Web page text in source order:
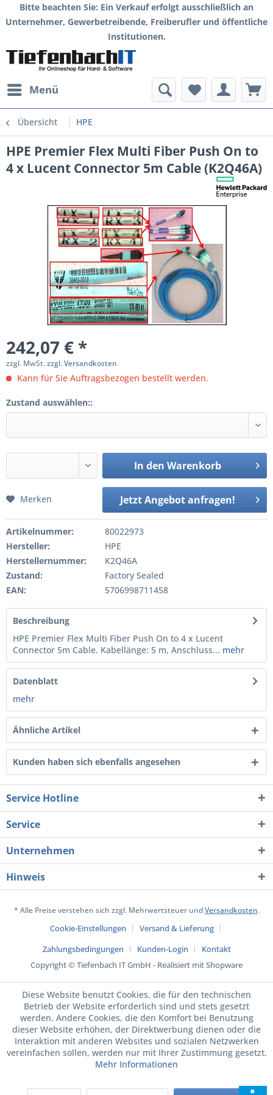
Bitte beachten Sie: Ein Verkauf erfolgt ausschließlich an
Unternehmer, Gewerbetreibende, Freiberufler und öffentliche
Institutionen.
Menü
Übersicht HPE
HPE Premier Flex Multi Fiber Push On to
4 x Lucent Connector 5m Cable (K2Q46A)
242,07 € *
zzgl. MwSt.zzgl. Versandkosten
Kann für Sie Auftragsbezogen bestellt werden.
Zustand auswählen::
In den Warenkorb
Jetzt Angebot anfragen!
Merken
Artikelnummer:
80022973
Hersteller:
HPE
Herstellernummer:
K2Q46A
Zustand:
Factory Sealed
EAN:
5706998711458
Beschreibung
HPE Premier Flex Multi Fiber Push On to 4 x Lucent
Connector 5m Cable. Kabellänge: 5 m, Anschluss... mehr
Datenblatt
mehr
Ähnliche Artikel
Kunden haben sich ebenfalls angesehen
Service Hotline
Service
Unternehmen
Hinweis
* Alle Preise verstehen sich zzgl. Mehrwertsteuer undVersandkosten.
Cookie-Einstellungen
Versand & Lieferung
Zahlungsbedingungen
Kunden-Login
Kontakt
Copyright © Tiefenbach IT GmbH - Realisiert mit Shopware
Diese Website benutzt Cookies, die für den technischen
Betrieb der Website erforderlich sind und stets gesetzt
werden. Andere Cookies, die den Komfort bei Benutzung
dieser Website erhöhen, der Direktwerbung dienen oder die
Interaktion mit anderen Websites und sozialen Netzwerken
vereinfachen sollen, werden nur mit Ihrer Zustimmung gesetzt.
Mehr Informationen